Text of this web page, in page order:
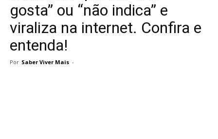
gosta” ou “não indica” e
viraliza na internet. Confira e
entenda!
Por Saber Viver Mais -